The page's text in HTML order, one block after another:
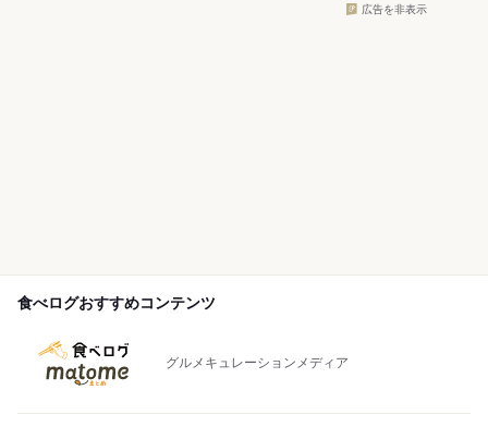
広告を非表示
食べログおすすめコンテンツ
グルメキュレーションメディア